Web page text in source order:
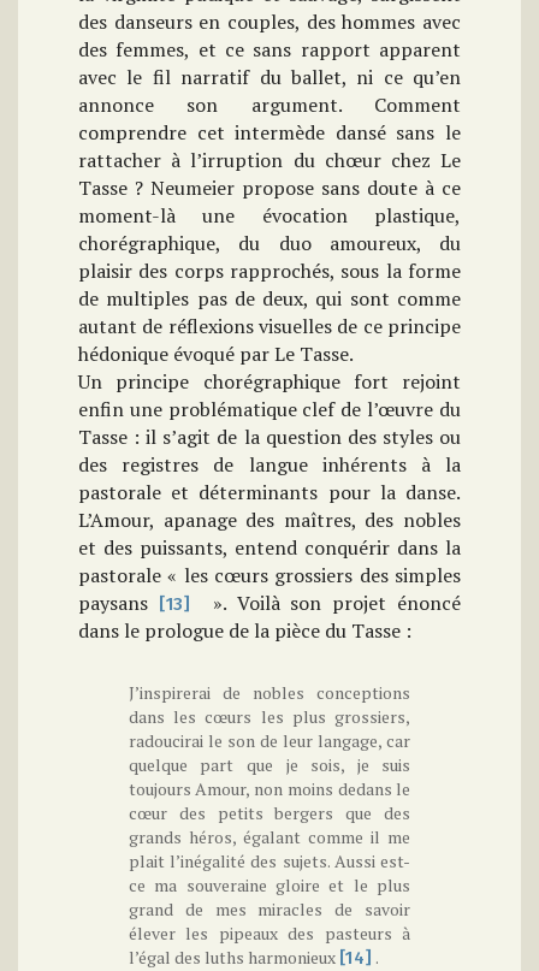
des danseurs en couples, des hommes avec
des femmes, et ce sans rapport apparent
avec le fil narratif du ballet, ni ce qu’en
annonce son argument. Comment
comprendre cet intermède dansé sans le
rattacher à l’irruption du chœur chez Le
Tasse ? Neumeier propose sans doute à ce
moment-là une évocation plastique,
chorégraphique, du duo amoureux, du
plaisir des corps rapprochés, sous la forme
de multiples pas de deux, qui sont comme
autant de réflexions visuelles de ce principe
hédonique évoqué par Le Tasse.
Un principe chorégraphique fort rejoint
enfin une problématique clef de l’œuvre du
Tasse : il s’agit de la question des styles ou
des registres de langue inhérents à la
pastorale et déterminants pour la danse.
L’Amour, apanage des maîtres, des nobles
et des puissants, entend conquérir dans la
pastorale « les cœurs grossiers des simples
paysans
[13]
». Voilà son projet énoncé
dans le prologue de la pièce du Tasse :
J’inspirerai de nobles conceptions
dans les cœurs les plus grossiers,
radoucirai le son de leur langage, car
quelque part que je sois, je suis
toujours Amour, non moins dedans le
cœur des petits bergers que des
grands héros, égalant comme il me
plait l’inégalité des sujets. Aussi est-
ce ma souveraine gloire et le plus
grand de mes miracles de savoir
élever les pipeaux des pasteurs à
l’égal des luths harmonieux [14] .